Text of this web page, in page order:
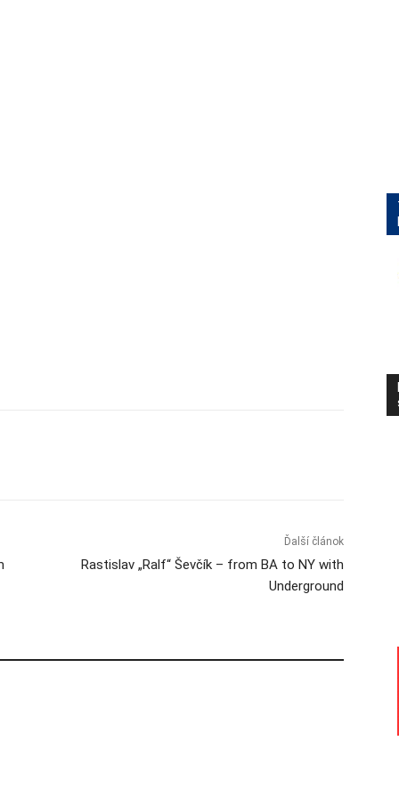
Ďalší článok
Rastislav „Ralf“ Ševčík – from BA to NY with
Underground